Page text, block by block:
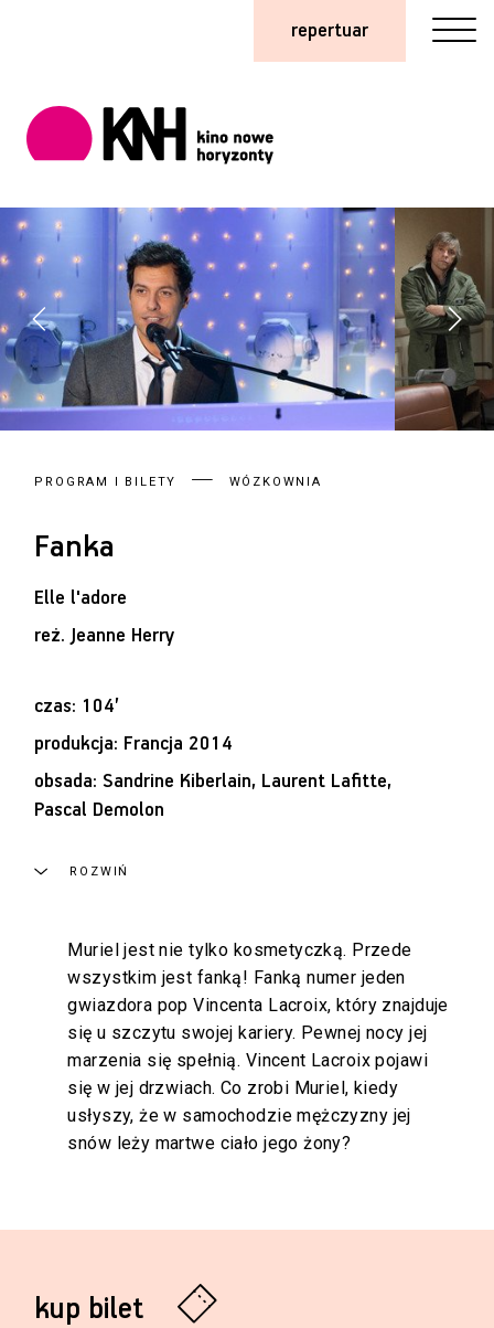
repertuar
kup bilet
PROGRAM I BILETY WÓZKOWNIA
Fanka
Elle l'adore
reż.Jeanne Herry
czas: 104’
produkcja: Francja 2014
obsada: Sandrine Kiberlain, Laurent Lafitte,
Pascal Demolon
ROZWIŃ
Muriel jest nie tylko kosmetyczką. Przede
wszystkim jest fanką! Fanką numer jeden
gwiazdora pop Vincenta Lacroix, który znajduje
się u szczytu swojej kariery. Pewnej nocy jej
marzenia się spełnią. Vincent Lacroix pojawi
się w jej drzwiach. Co zrobi Muriel, kiedy
usłyszy, że w samochodzie mężczyzny jej
snów leży martwe ciało jego żony?